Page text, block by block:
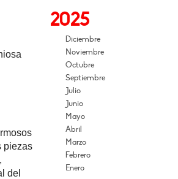
piezas
del
2025
Diciembre
Noviembre
Octubre
Septiembre
Julio
Junio
Mayo
Abril
Marzo
Febrero
Enero